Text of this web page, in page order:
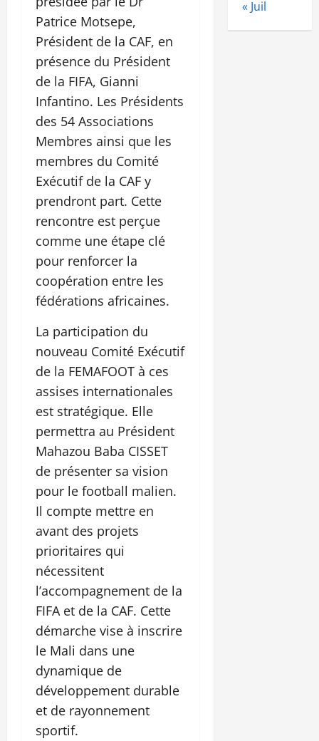
Patrice Motsepe,
Président de la CAF, en
présence du Président
de la FIFA, Gianni
Infantino. Les Présidents
des 54 Associations
Membres ainsi que les
membres du Comité
Exécutif de la CAF y
prendront part. Cette
rencontre est perçue
comme une étape clé
pour renforcer la
coopération entre les
fédérations africaines.
La participation du
nouveau Comité Exécutif
de la FEMAFOOT à ces
assises internationales
est stratégique. Elle
permettra au Président
Mahazou Baba CISSET
de présenter sa vision
pour le football malien.
Il compte mettre en
avant des projets
prioritaires qui
nécessitent
l’accompagnement de la
FIFA et de la CAF. Cette
démarche vise à inscrire
le Mali dans une
dynamique de
développement durable
et de rayonnement
sportif.
« Juil